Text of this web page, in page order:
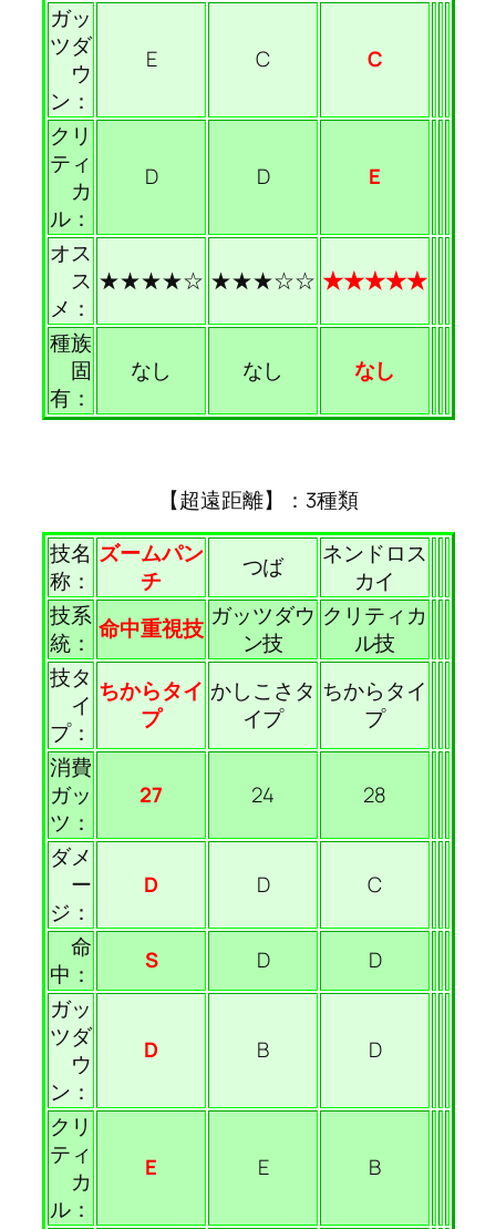
ガッ
ツダ
ウ
ン：
E C C
クリ
ティ
カ
ル：
D D E
オス
ス
メ：
★★★★☆ ★★★☆☆ ★★★★★
種族
固
有：
なし なし なし
【超遠距離】：3種類
技名
称：
ズームパン
チ
つば
ネンドロス
カイ
技系
統： 命中重視技 ガッツダウ
ン技
クリティカ
ル技
技タ
イ
プ：
ちからタイ
プ
かしこさタ
イプ
ちからタイ
プ
消費
ガッ
ツ：
27 24 28
ダメ
ー
ジ：
D D C
命
中：
S D
D
ガッ
ツダ
ウ
ン：
D B D
クリ
ティ
カ
ル：
E E B